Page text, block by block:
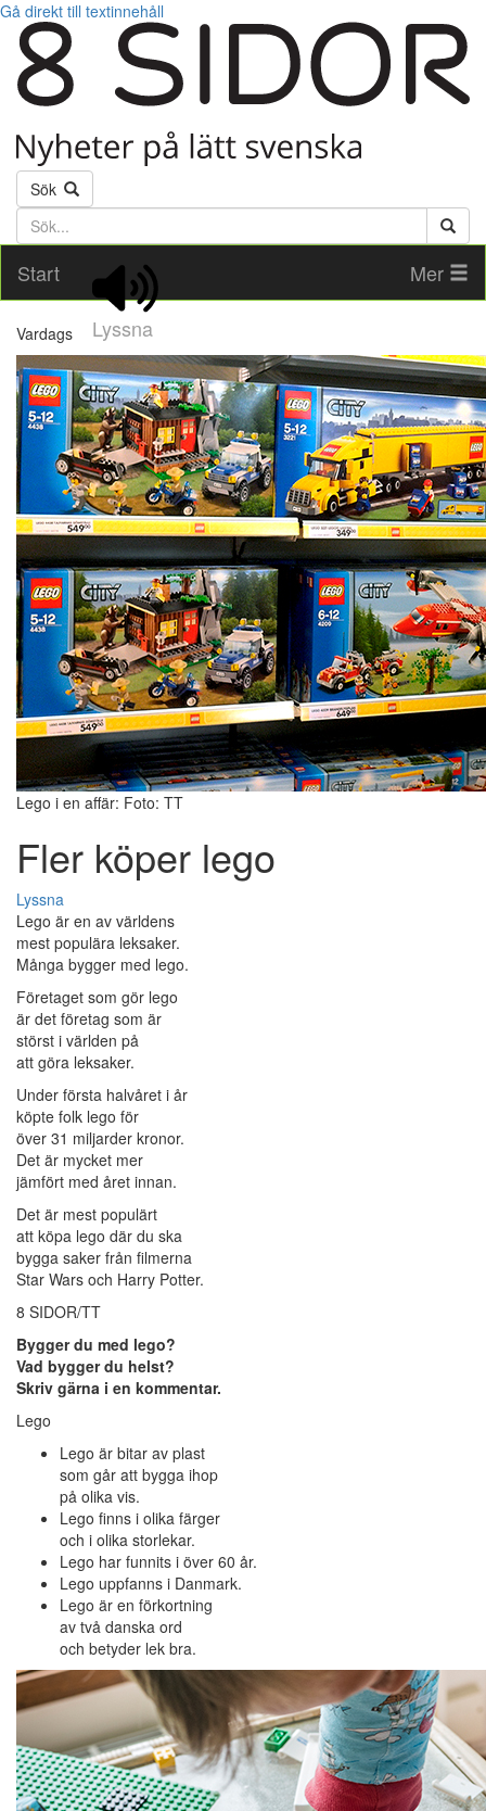
Gå direkt till textinnehåll
Sök
Söktext
Start
Lyssna
Mer
Vardags
Lego i en affär: Foto: TT
Fler köper lego
Lyssna
Lego är en av världens
mest populära leksaker.
Många bygger med lego.
Företaget som gör lego
är det företag som är
störst i världen på
att göra leksaker.
Under första halvåret i år
köpte folk lego för
över 31 miljarder kronor.
Det är mycket mer
jämfört med året innan.
Det är mest populärt
att köpa lego där du ska
bygga saker från filmerna
Star Wars och Harry Potter.
8 SIDOR/TT
Bygger du med lego?
Vad bygger du helst?
Skriv gärna i en kommentar.
Lego
Lego är bitar av plast
som går att bygga ihop
på olika vis.
Lego finns i olika färger
och i olika storlekar.
Lego har funnits i över 60 år.
Lego uppfanns i Danmark.
Lego är en förkortning
av två danska ord
och betyder lek bra.